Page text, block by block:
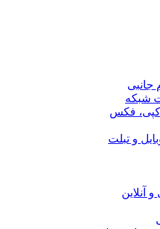
جانبی
شبکه
کپی، فکس
و تبلت
آنلاین